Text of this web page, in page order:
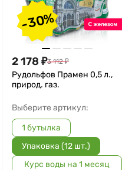
-30%
2 178 ₽3 112 ₽
Рудольфов Прамен 0,5 л.,
природ. газ.
Выберите артикул:
1 бутылка
Упаковка (12 шт.)
Курс воды на 1 месяц